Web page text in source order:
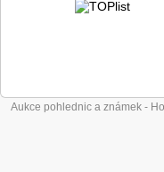
Aukce pohlednic a známek -